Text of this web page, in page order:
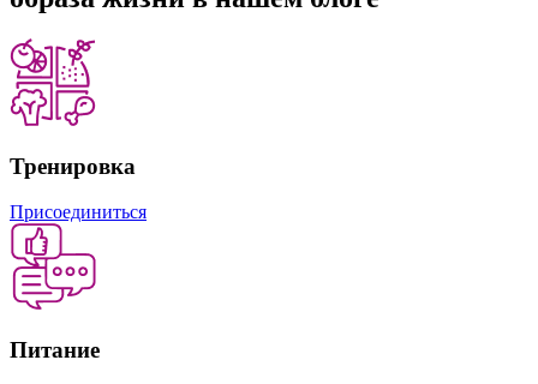
Тренировка
Присоединиться
Питание